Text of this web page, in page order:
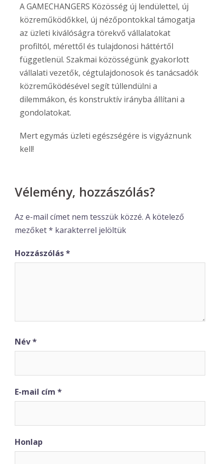
A GAMECHANGERS Közösség új lendülettel, új
közreműködőkkel, új nézőpontokkal támogatja
az üzleti kiválóságra törekvő vállalatokat
profiltól, mérettől és tulajdonosi háttértől
függetlenül. Szakmai közösségünk gyakorlott
vállalati vezetők, cégtulajdonosok és tanácsadók
közreműködésével segít túllendülni a
dilemmákon, és konstruktív irányba állítani a
gondolatokat.
Mert egymás üzleti egészségére is vigyáznunk
kell!
Vélemény, hozzászólás?
Az e-mail címet nem tesszük közzé. A kötelező
mezőket* karakterrel jelöltük
Hozzászólás*
Név*
E-mail cím *
Honlap